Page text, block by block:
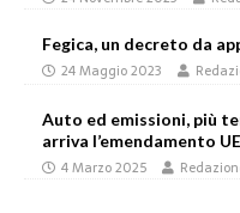
Fegica, un decreto da
24 Maggio 2023
Auto ed emissioni, più
arriva l’emendamento UE
4 Marzo 2025